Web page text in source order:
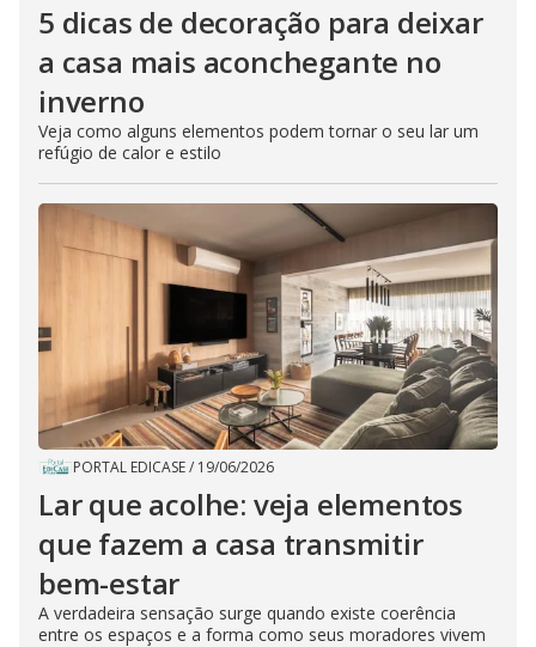
5 dicas de decoração para deixar
a casa mais aconchegante no
inverno
Veja como alguns elementos podem tornar o seu lar um
refúgio de calor e estilo
PORTAL EDICASE/ 19/06/2026
Lar que acolhe: veja elementos
que fazem a casa transmitir
bem-estar
A verdadeira sensação surge quando existe coerência
entre os espaços e a forma como seus moradores vivem